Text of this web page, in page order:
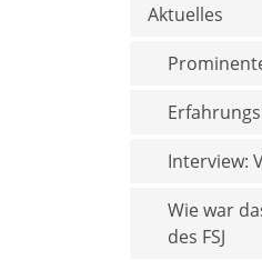
Aktuelles
Interview:
Wie war
des FSJ